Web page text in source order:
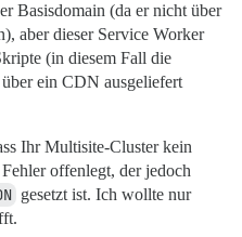
Basisdomain (da er nicht über
aber dieser Service Worker
(in diesem Fall die
ein CDN ausgeliefert
Ihr Multisite-Cluster kein
offenlegt, der jedoch
gesetzt ist. Ich wollte nur